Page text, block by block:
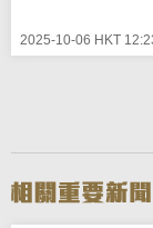
2025-10-06 HKT